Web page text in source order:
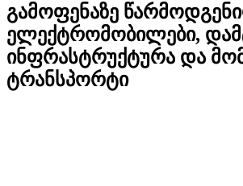
გამოფენაზე
ელექტრომობილები,
ინფრასტრუქტურა და
ტრანსპორტი